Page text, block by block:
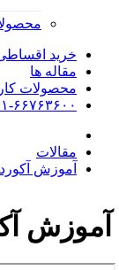
خرید
مقاله ها
محصولات
۰۲۱-
مقالات
آموزش
آموزش